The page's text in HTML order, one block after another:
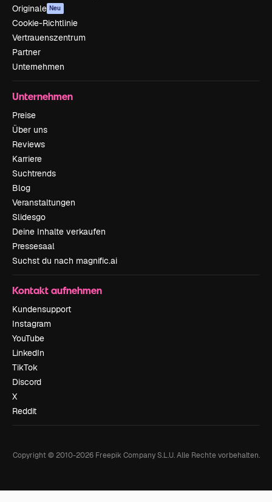
Originale Neu
Cookie-Richtlinie
Vertrauenszentrum
Partner
Unternehmen
Unternehmen
Preise
Über uns
Reviews
Karriere
Suchtrends
Blog
Veranstaltungen
Slidesgo
Deine Inhalte verkaufen
Pressesaal
Suchst du nach magnific.ai
Kontakt aufnehmen
Kundensupport
Instagram
YouTube
LinkedIn
TikTok
Discord
X
Reddit
Copyright © 2010-2026Freepik Company S.L.U. Alle Rechte vorbehalten.